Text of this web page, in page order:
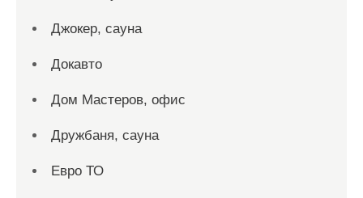
Джокер, сауна
Докавто
Дом Мастеров, офис
Дружбаня, сауна
Евро ТО